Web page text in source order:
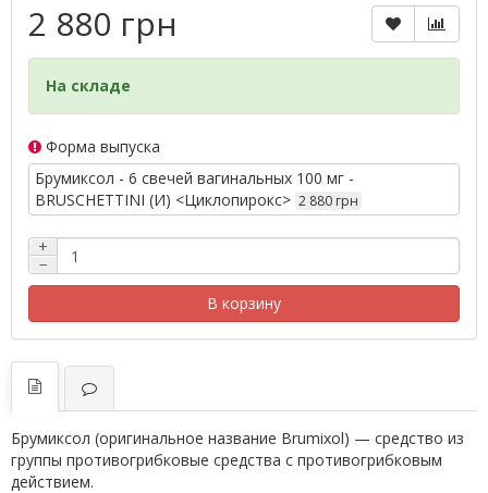
2 880 грн
На складе
Форма выпуска
Брумиксол - 6 свечей вагинальных 100 мг -
BRUSCHETTINI (И) <Циклопирокс> 2 880 грн
+
−
В корзину
Брумиксол (оригинальное название Brumixol) — средство из
группы противогрибковые средства с противогрибковым
действием.